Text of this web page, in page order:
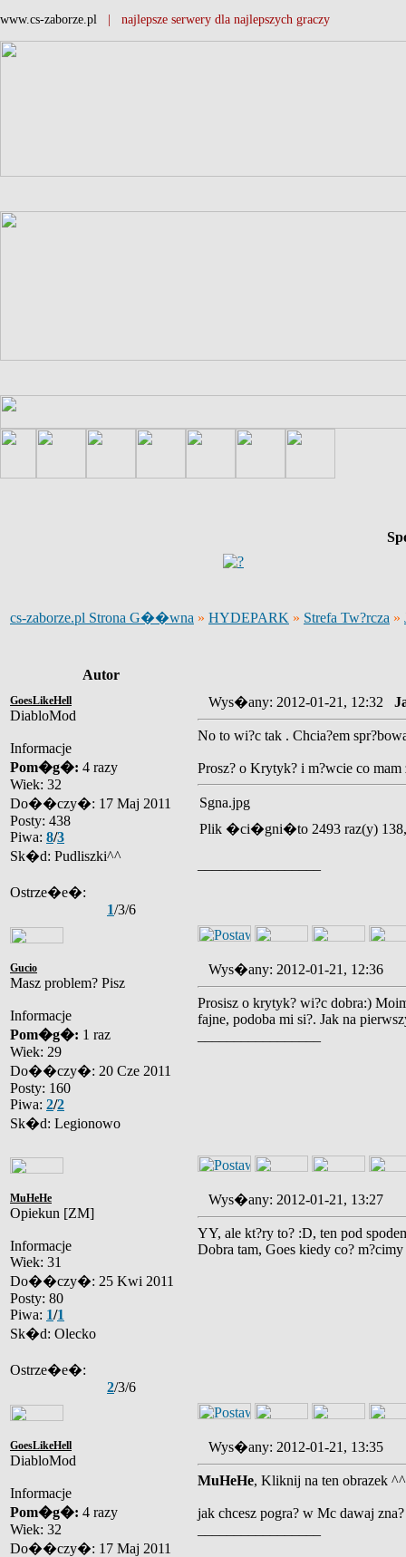
www.cs-zaborze.pl | najlepsze serwery dla najlepszych graczy
cs-zaborze.pl Strona G��wna » HYDEPARK » Strefa Tw?rcza »
Autor
GoesLikeHell
DiabloMod
Informacje
Pom�g�: 4 razy
Wiek: 32
Do��czy�: 17 Maj 2011
Posty: 438
Piwa: 8/3
Sk�d: Pudliszki^^
Ostrze�e�:
1/3/6
Wys�any: 2012-01-21, 12:32
No to wi?c tak . Chcia?em
Prosz? o Krytyk? i m?wcie co
Sgna.jpg
Plik �ci�gni�to 2493 raz(y)
Gucio
Masz problem? Pisz
Informacje
Pom�g�: 1 raz
Wiek: 29
Do��czy�: 20 Cze 2011
Posty: 160
Piwa: 2/2
Sk�d: Legionowo
Wys�any: 2012-01-21, 12:36
Prosisz o krytyk? wi?c dobra:)
fajne, podoba mi si?. Jak na
MuHeHe
Opiekun [ZM]
Informacje
Wiek: 31
Do��czy�: 25 Kwi 2011
Posty: 80
Piwa: 1/1
Sk�d: Olecko
Ostrze�e�:
2/3/6
Wys�any: 2012-01-21, 13:27
YY, ale kt?ry to? :D, ten pod
Dobra tam, Goes kiedy co?
GoesLikeHell
DiabloMod
Informacje
Pom�g�: 4 razy
Wiek: 32
Do��czy�: 17 Maj 2011
Wys�any: 2012-01-21, 13:35
MuHeHe, Kliknij na ten obrazek ^^
jak chcesz pogra? w Mc dawaj